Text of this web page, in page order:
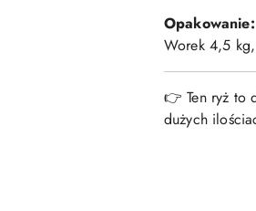
Opakowanie:
Worek 4,5
👉 Ten ryż to
dużych